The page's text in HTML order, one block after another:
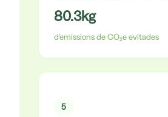
80.3kg
d'emissions de CO₂e evitades
5